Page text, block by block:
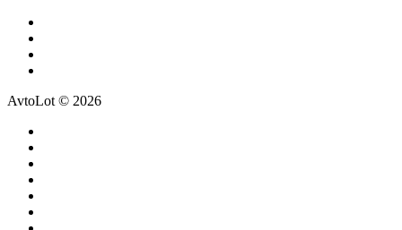
AvtoLot © 2026